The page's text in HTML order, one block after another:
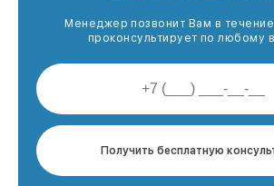
Менеджер позвонит Вам в течение
проконсультирует по любому
Получить бесплатную